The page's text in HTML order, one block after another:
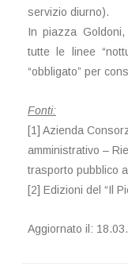
servizio diurno).
In piazza
tutte le linee
“obbligato” per
Fonti:
[1] Azienda
amministrativo –
trasporto pubblico
[2] Edizioni del “Il
Aggiornato il: